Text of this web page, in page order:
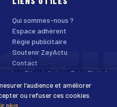
Qui sommes-nous ?
Espace adhérent
Régie publicitaire
Soutenir ZayActu
Contact
· Site réalisé par Enjoy Digital
Accessibilité
l’audience et améliorer
ou refuser ces cookies.
plus